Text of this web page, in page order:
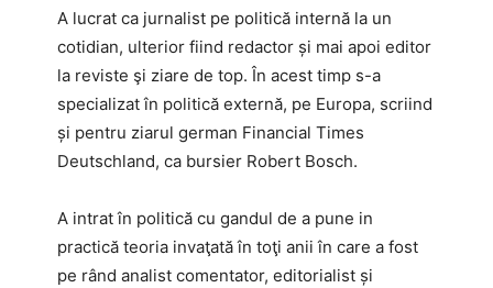
A lucrat ca jurnalist pe politică internă la un
cotidian, ulterior fiind redactor și mai apoi editor
la reviste şi ziare de top. În acest timp s-a
specializat în politică externă, pe Europa, scriind
și pentru ziarul german Financial Times
Deutschland, ca bursier Robert Bosch.
A intrat în politică cu gandul de a pune in
practică teoria invaţată în toţi anii în care a fost
pe rând analist comentator, editorialist și